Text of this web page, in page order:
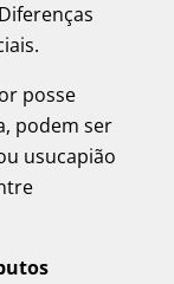
posse
podem ser
usucapião